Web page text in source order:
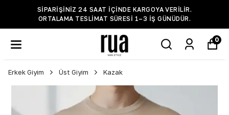
SIPARIŞINIZ 24 SAAT IÇINDE KARGOYA VERILIR.
ORTALAMA TESLIMAT SÜRESI 1–3 IŞ GÜNÜDÜR.
0
Erkek Giyim Üst Giyim Kazak